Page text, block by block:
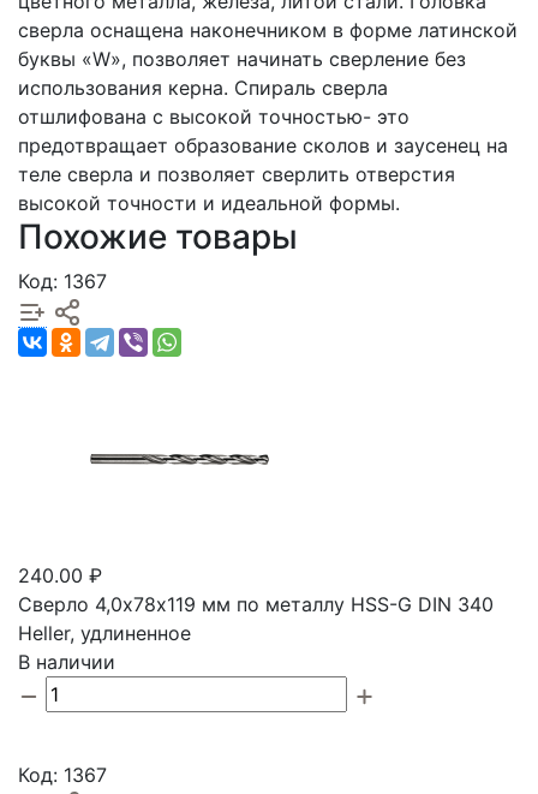
сверла оснащена наконечником в форме латинской
буквы «W», позволяет начинать сверление без
использования керна. Спираль сверла
отшлифована с высокой точностью- это
предотвращает образование сколов и заусенец на
теле сверла и позволяет сверлить отверстия
высокой точности и идеальной формы.
Похожие товары
Код: 1367
240.00 ₽
Сверло 4,0х78х119 мм по металлу HSS-G DIN 340
Heller, удлиненное
В наличии
Код: 1367